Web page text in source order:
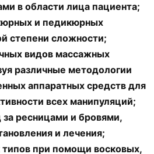
в области лица пациента;
и педикюрных
степени сложности;
видов массажных
различные методологии
аппаратных средств для
всех манипуляций;
ресницами и бровями,
и лечения;
при помощи восковых,